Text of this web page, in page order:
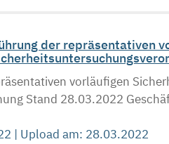
der repräsentativen
vorläufigen
Stand 28.03.2022
| Upload am: 28.03.2022